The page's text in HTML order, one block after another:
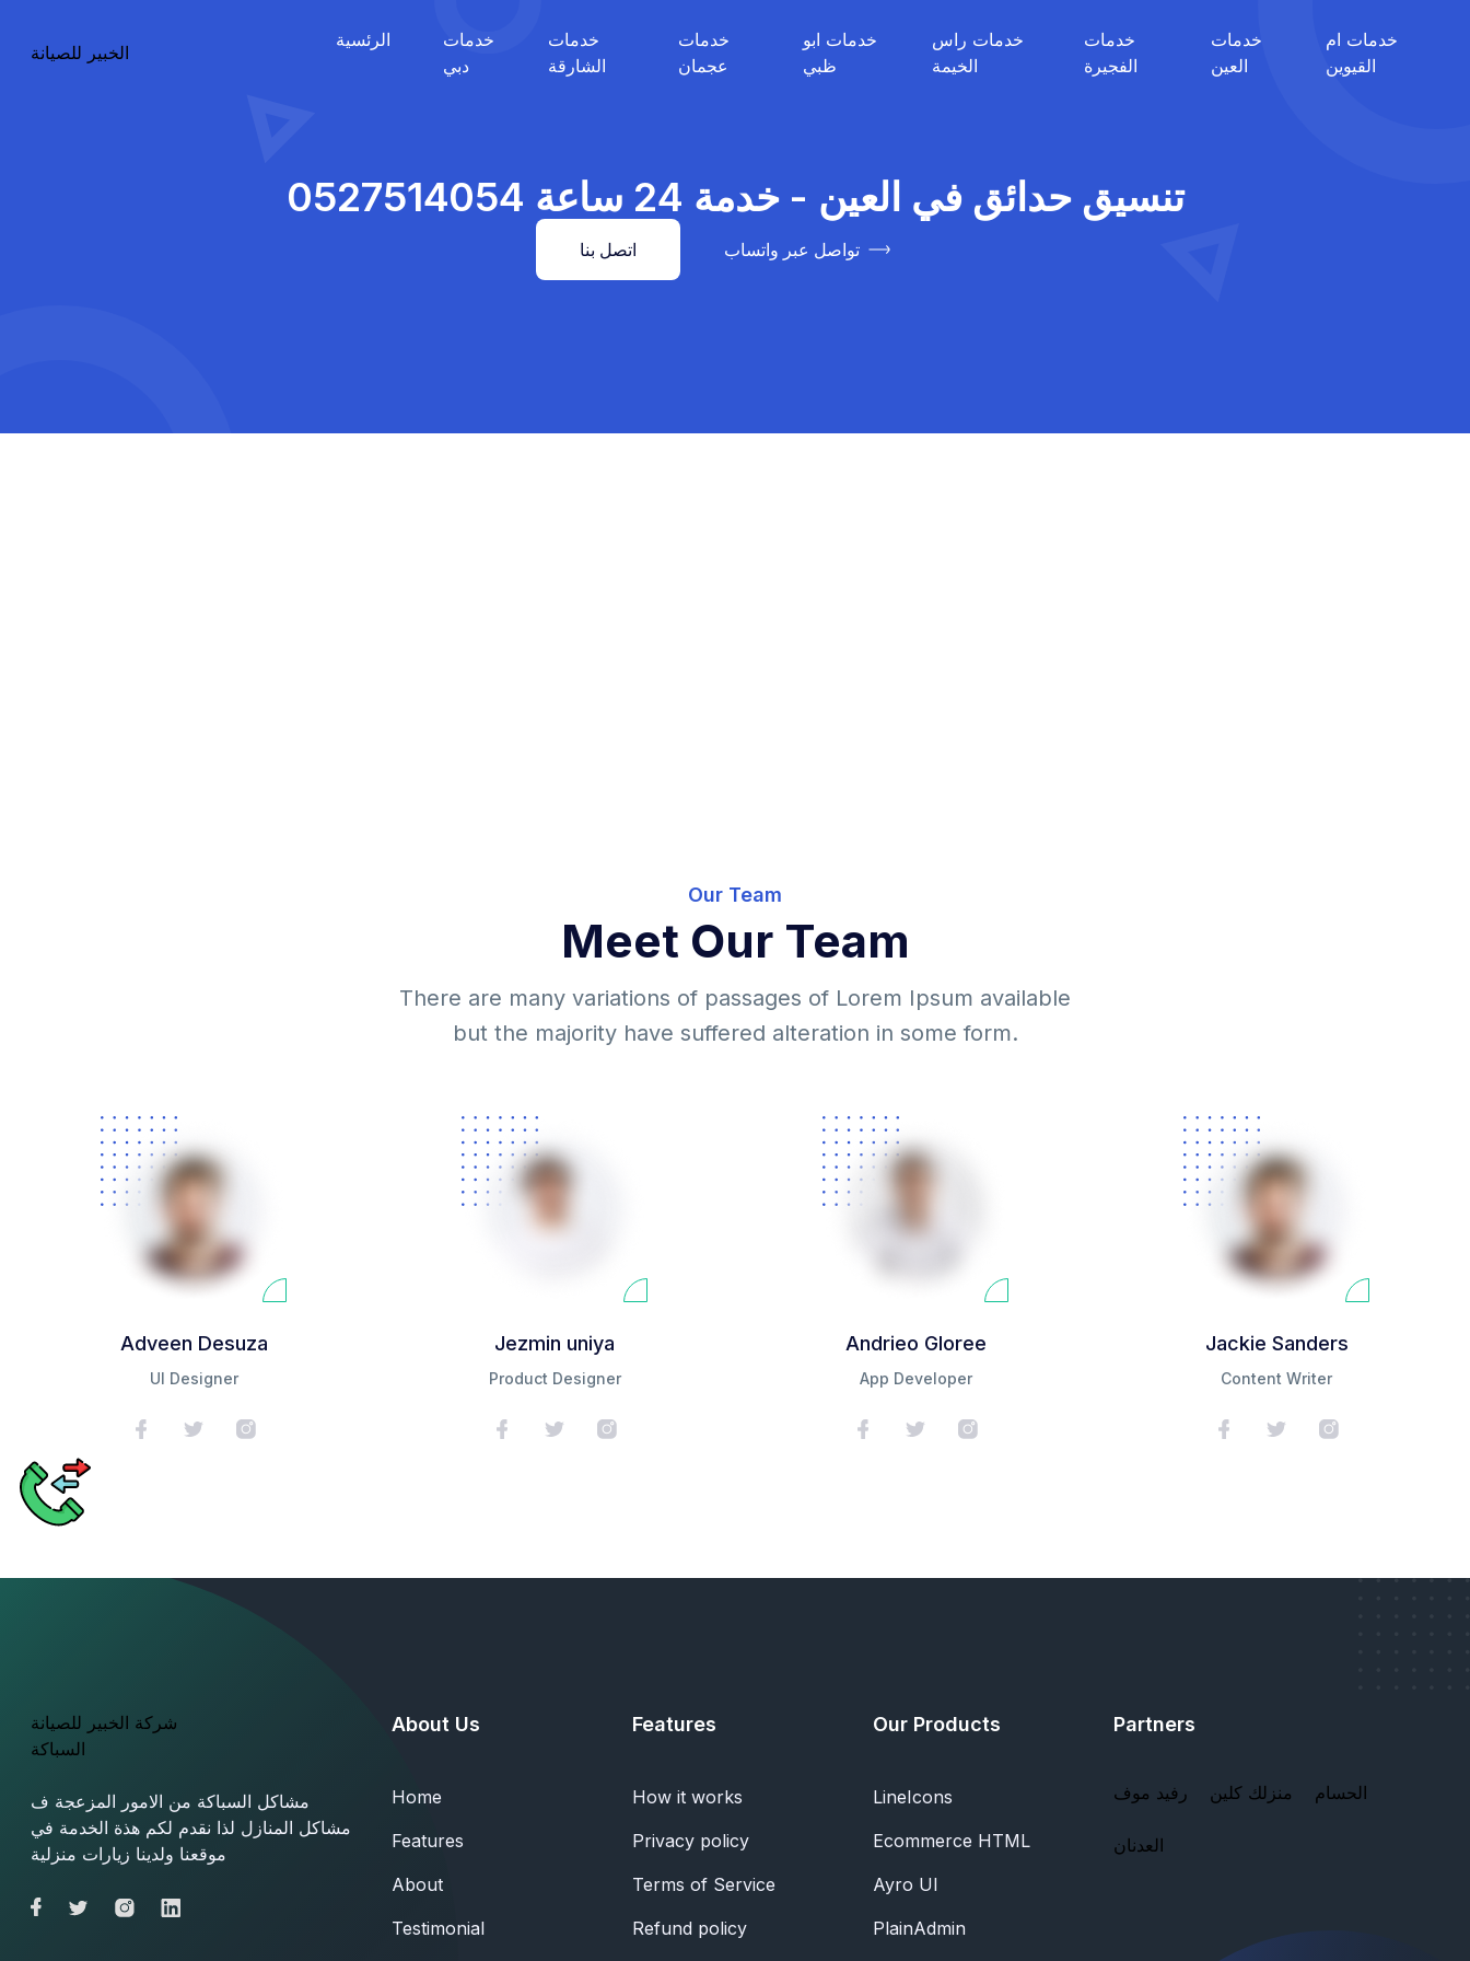
الخبير للصيانة
الرئسية
خدمات
دبي
خدمات
الشارقة
خدمات
عجمان
خدمات ابو
ظبي
خدمات راس
الخيمة
خدمات
الفجيرة
خدمات
العين
خدمات ام
القيوين
تنسيق حدائق في العين - خدمة 24 ساعة 0527514054
اتصل بنا تواصل عبر واتساب
Our Team
Meet Our Team
There are many variations of passages of Lorem Ipsum available
but the majority have suffered alteration in some form.
Adveen Desuza
UI Designer
Jezmin uniya
Product Designer
Andrieo Gloree
App Developer
Jackie Sanders
Content Writer
شركة الخبير للصيانة
السباكة
مشاكل السباكة من الامور المزعجة ف
مشاكل المنازل لذا نقدم لكم هذة الخدمة في
موقعنا ولدينا زيارات منزلية
About Us
Home
Features
About
Testimonial
Features
How it works
Privacy policy
Terms of Service
Refund policy
Our Products
LineIcons
Ecommerce HTML
Ayro UI
PlainAdmin
Partners
رفيد موف منزلك كلين الحسام
العدنان